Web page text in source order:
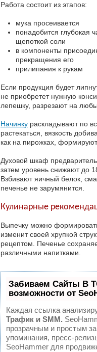
Работа состоит из этапов:
мука просеивается
понадобится
щепоткой соли
в компоненты
прекращения его
прилипания к рукам
Если продукция будет
не приобретет нужную
лепешку, разрезают на
Начинку раскладывают по
растекаться, вязкость
как на пирожках,
Духовой шкаф
затем уровень снижают до
Взбивают яичный белок,
печенье не зарумянится.
Кулинарные
Выпечку можно
изменит своей хрупкой
рецептом. Печенье
различными напитками.
Забиваем Сайты В
возможности от
Каждая ссылка
Трафик и SMM.
прозрачным и простым
упоминания, пресс-
SeoHammer для